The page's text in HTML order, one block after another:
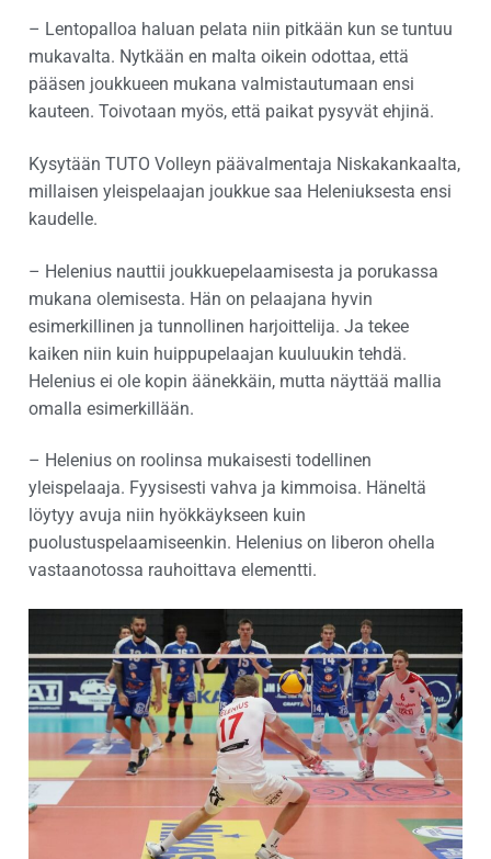
– Lentopalloa haluan pelata niin pitkään kun se tuntuu
mukavalta. Nytkään en malta oikein odottaa, että
pääsen joukkueen mukana valmistautumaan ensi
kauteen. Toivotaan myös, että paikat pysyvät ehjinä.
Kysytään TUTO Volleyn päävalmentaja Niskakankaalta,
millaisen yleispelaajan joukkue saa Heleniuksesta ensi
kaudelle.
– Helenius nauttii joukkuepelaamisesta ja porukassa
mukana olemisesta. Hän on pelaajana hyvin
esimerkillinen ja tunnollinen harjoittelija. Ja tekee
kaiken niin kuin huippupelaajan kuuluukin tehdä.
Helenius ei ole kopin äänekkäin, mutta näyttää mallia
omalla esimerkillään.
– Helenius on roolinsa mukaisesti todellinen
yleispelaaja. Fyysisesti vahva ja kimmoisa. Häneltä
löytyy avuja niin hyökkäykseen kuin
puolustuspelaamiseenkin. Helenius on liberon ohella
vastaanotossa rauhoittava elementti.